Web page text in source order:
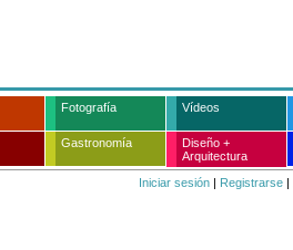
Fotografía Vídeos
Gastronomía
Diseño +
Arquitectura
Iniciar sesión | Registrarse |